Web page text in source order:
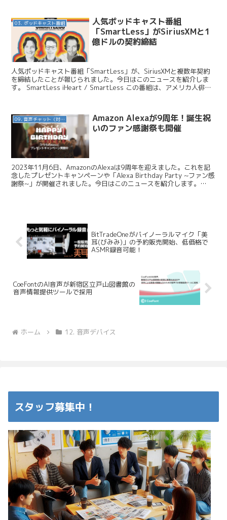
03. ポッドキャスト番組
人気ポッドキャスト番組
「SmartLess」がSiriusXMと1
億ドルの契約締結
人気ポッドキャスト番組「SmartLess」が、SiriusXMと複数年契約
を締結したことが報じられました。今日はこのニュースを紹介しま
す。 SmartLess iHeart / SmartLess この番組は、アメリカ人俳優
09. 音声チャット（対話AI）
Amazon Alexaが9周年！誕生祝
いのファン感謝祭も開催
2023年11月6日、AmazonのAlexaは9周年を迎えました。これを記
念したプレゼントキャンペーンや「Alexa Birthday Party ~ファン感
謝祭~」が開催されました。今日はこのニュースを紹介します。
BitTradeOneがバイノーラルマイク「美
耳(びみみ)」の予約販売開始、低価格で
ASMR録音可能！
CoeFontのAI音声が新宿区立戸山図書館の
音声情報提供ツールで採用
ホーム 12. 音声デバイス
スタッフ募集中！